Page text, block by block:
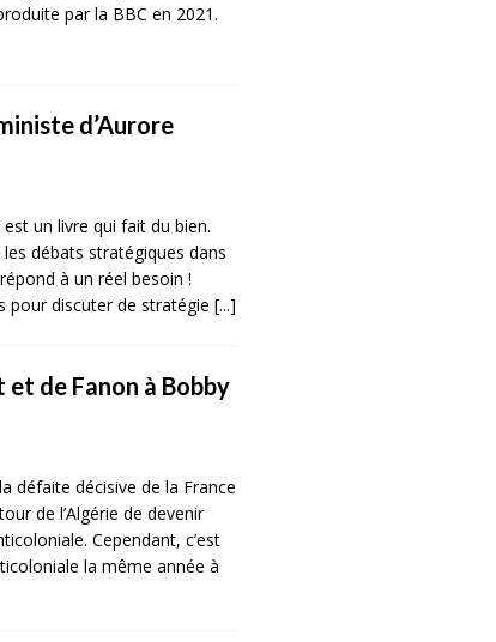
par la BBC en 2021.
d’Aurore
un livre qui fait du bien.
débats stratégiques dans
à un réel besoin !
pour discuter de stratégie [...]
et de Fanon à Bobby
défaite décisive de la France
de l’Algérie de devenir
Cependant, c’est
la même année à